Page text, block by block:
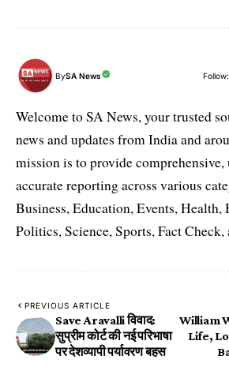
BySA News Follow:
Welcome to SA News, your trusted
news and updates from India and
mission is to provide comprehensive,
accurate reporting across various
Business, Education, Events,
Politics, Science, Sports, Fact Check,
PREVIOUS ARTICLE
Save Aravalli विवाद:
सुप्रीम कोर्ट की नई परिभाषा
पर देशव्यापी पर्यावरण बहस
William
Life,